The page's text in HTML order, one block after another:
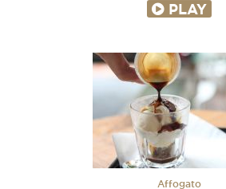
PLAY
Affogato